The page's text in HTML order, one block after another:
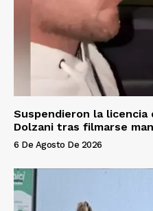
Suspendieron la licencia
Dolzani tras filmarse
6 De Agosto De 2026